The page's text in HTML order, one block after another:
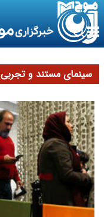
سینمای مستند و تجربی